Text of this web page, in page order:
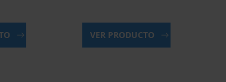
VER PRODUCTO